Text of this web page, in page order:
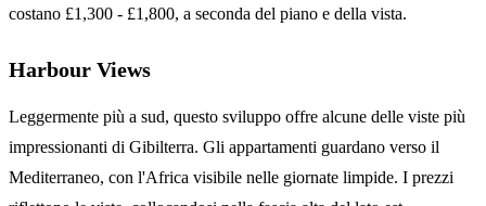
costano £1,300 - £1,800, a seconda del piano e della vista.
Harbour Views
Leggermente più a sud, questo sviluppo offre alcune delle viste più
impressionanti di Gibilterra. Gli appartamenti guardano verso il
Mediterraneo, con l'Africa visibile nelle giornate limpide. I prezzi